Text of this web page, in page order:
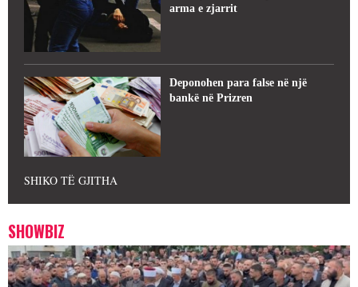
arma e zjarrit
Deponohen para false në një
bankë në Prizren
SHIKO TË GJITHA
SHOWBIZ